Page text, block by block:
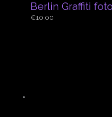
Berlin Graffiti
€10,00